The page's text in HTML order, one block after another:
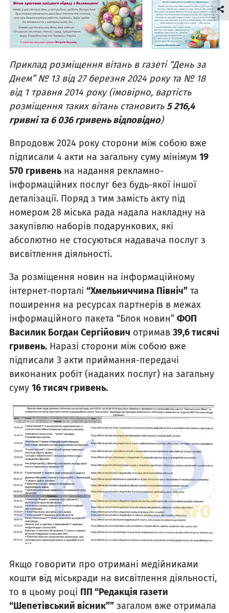
Приклад розміщення вітань в газеті “День за
Днем” № 13 від 27 березня 2024 року та № 18
від 1 травня 2014 року (імовірно, вартість
розміщення таких вітань становить5 216,4
гривні та 6 036 гривень відповідно)
Впродовж 2024 року сторони між собою вже
підписали 4 акти на загальну суму мінімум 19
570 гривень на надання рекламно-
інформаційних послуг без будь-якої іншої
деталізації. Поряд з тим замість акту під
номером 28 міська рада надала накладну на
закупівлю наборів подарункових, які
абсолютно не стосуються надавача послуг з
висвітлення діяльності.
За розміщення новин на інформаційному
інтернет-порталі “Хмельниччина Північ” та
поширення на ресурсах партнерів в межах
інформаційного пакета “Блок новин” ФОП
Василик Богдан Сергійович отримав 39,6 тисячі
гривень. Наразі сторони між собою вже
підписали 3 акти приймання-передачі
виконаних робіт (наданих послуг) на загальну
суму 16 тисяч гривень.
Якщо говорити про отримані медійниками
кошти від міськради на висвітлення діяльності,
то в цьому році ПП “Редакція газети
“Шепетівський вісник”” загалом вже отримала